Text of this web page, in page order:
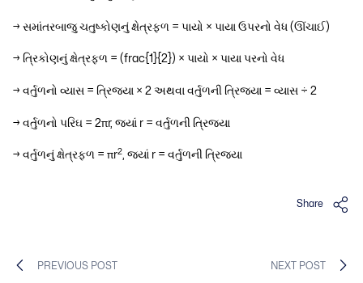
→ સમાંતરબાજુ ચતુષ્કોણનું ક્ષેત્રફળ = પાયો × પાયા ઉપરનો વેધ (ઊંચાઈ)
→ ત્રિકોણનું ક્ષેત્રફળ = (frac{1}{2}) × પાયો × પાયા પરનો વેધ
→ વર્તુળનો વ્યાસ = ત્રિજ્યા × 2 અથવા વર્તુળની ત્રિજ્યા = વ્યાસ ÷ 2
→ વર્તુળનો પરિઘ = 2πr, જ્યાં r = વર્તુળની ત્રિજ્યા
→ વર્તુળનું ક્ષેત્રફળ = πr2 , જ્યાં r = વર્તુળની ત્રિજ્યા
Share
PREVIOUS POST NEXT POST